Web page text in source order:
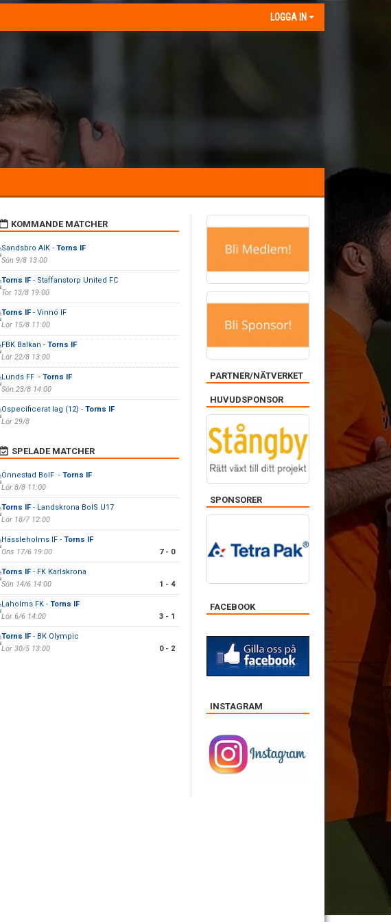
LOGGA IN
KOMMANDE MATCHER
Sandsbro AIK - Torns IF
Sön 9/8 13:00
Torns IF- Staffanstorp United FC
Tor 13/8 19:00
Torns IF- Vinnö IF
Lör 15/8 11:00
FBK Balkan - Torns IF
Lör 22/8 13:00
Lunds FF - Torns IF
Sön 23/8 14:00
Ospecificerat lag (12) - Torns IF
Lör 29/8
SPELADE MATCHER
Önnestad BoIF - Torns IF
Lör 8/8 11:00
Torns IF- Landskrona BoIS U17
Lör 18/7 12:00
Hässleholms IF - Torns IF
Ons 17/6 19:00
7 - 0
Torns IF- FK Karlskrona
Sön 14/6 14:00
1 - 4
Laholms FK - Torns IF
Lör 6/6 14:00
3 - 1
Torns IF- BK Olympic
Lör 30/5 13:00
0 - 2
PARTNER/NÄTVERKET
HUVUDSPONSOR
SPONSORER
FACEBOOK
INSTAGRAM